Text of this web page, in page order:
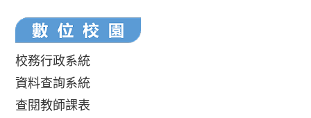
校務行政系統
資料查詢系統
查閱教師課表